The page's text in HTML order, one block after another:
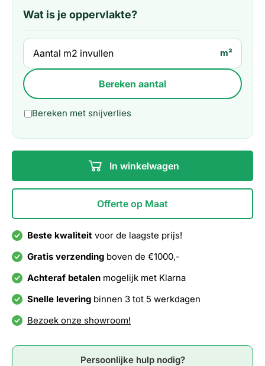
Wat is je oppervlakte?
m²
Bereken aantal
Bereken met snijverlies
In winkelwagen
Offerte op Maat
Beste kwaliteit voor de laagste prijs!
Gratis verzending boven de €1000,-
Achteraf betalen mogelijk met Klarna
Snelle levering binnen 3 tot 5 werkdagen
Bezoek onze showroom!
Persoonlijke hulp nodig?